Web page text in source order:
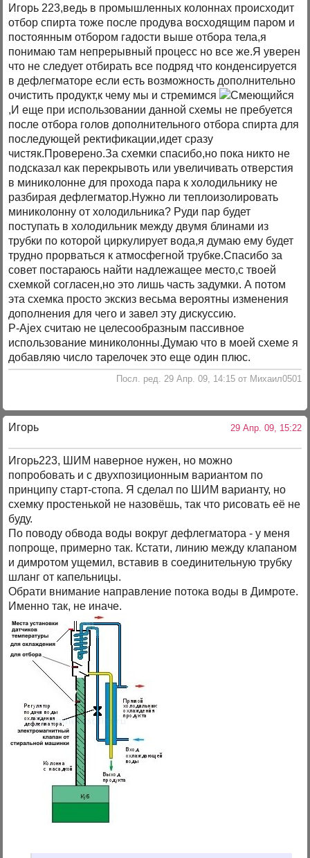
Игорь 223,ведь в промышленных колоннах происходит
отбор спирта тоже после продува восходящим паром и
постоянным отбором гадости выше отбора тела,я
понимаю там непрерывный процесс но все же.Я уверен
что не следует отбирать все подряд что конденсируется
в дефлегматоре если есть возможность дополнительно
очистить продукт,к чему мы и стремимся
,И еще при использовании данной схемы не пребуется
после отбора голов дополнительного отбора спирта для
последующей ректификации,идет сразу
чистяк.Проверено.За схемки спасибо,но пока никто не
подсказал как перекрывоть или увеличивать отверстия
в миниколонне для прохода пара к холодильнику не
разбирая дефлегматор.Нужно ли теплоизолировать
миниколонну от холодильника? Руди пар будет
поступать в холодильник между двумя блинами из
трубки по которой циркулирует вода,я думаю ему будет
трудно прорваться к атмосфегной трубке.Спасибо за
совет постараюсь найти надлежащее место,с твоей
схемкой согласен,но это лишь часть задумки. А потом
эта схемка просто экскиз весьма вероятны изменения
дополнения для чего и завел эту дискуссию.
P-Ajex считаю не целесообразным пассивное
использование миниколонны.Думаю что в моей схеме я
добавляю число тарелочек это еще один плюс.
Посл. ред. 29 Апр. 09, 14:15 от Михаил0501
Игорь 29 Апр. 09, 15:22
Игорь223, ШИМ наверное нужен, но можно
попробовать и с двухпозиционным вариантом по
принципу старт-стопа. Я сделал по ШИМ варианту, но
схемку простенькой не назовёшь, так что рисовать её не
буду.
По поводу обвода воды вокруг дефлегматора - у меня
попроще, примерно так. Кстати, линию между клапаном
и димротом ущемил, вставив в соединительную трубку
шланг от капельницы.
Обрати внимание направление потока воды в Димроте.
Именно так, не иначе.